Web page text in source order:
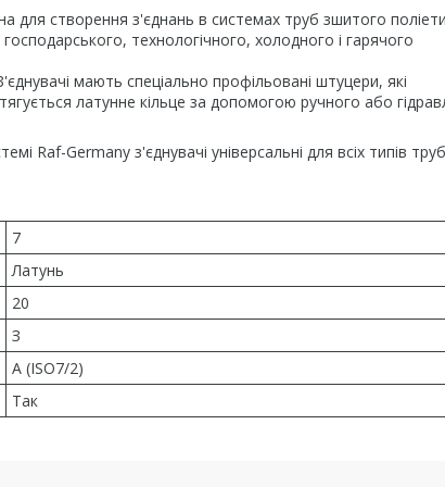
створення з'єднань в системах труб зшитого
технологічного, холодного і гарячого
мають спеціально профільовані штуцери, які
латунне кільце за допомогою ручного або
Raf-Germany з'єднувачі універсальні для всіх типів
7
Латунь
20
З
А (ISO7/2)
Так